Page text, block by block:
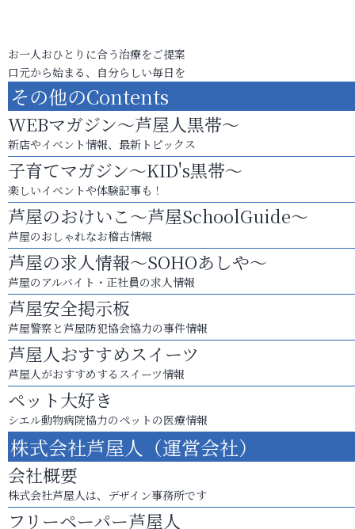
お一人おひとりに合う治療をご提案
口元から始まる、自分らしい毎日を
その他のContents
WEBマガジン～芦屋人黒帯～
新店やイベント情報、最新トピックス
子育てマガジン～KID's黒帯～
楽しいイベントや体験記事も！
芦屋のおけいこ～芦屋SchoolGuide～
芦屋のおしゃれなお稽古情報
芦屋の求人情報～SOHOあしや～
芦屋のアルバイト・正社員の求人情報
芦屋安全掲示板
芦屋警察と芦屋防犯協会協力の事件情報
芦屋人おすすめスイーツ
芦屋人がおすすめするスイーツ情報
ペット大好き
シエル動物病院協力のペットの医療情報
株式会社芦屋人（運営会社）
会社概要
株式会社芦屋人は、デザイン事務所です
フリーペーパー芦屋人